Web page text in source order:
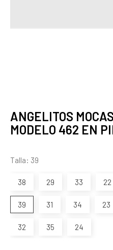
ANGELITOS
MODELO 462 EN
Talla: 39
38 29 33 22
39 31 34 23
32 35 24